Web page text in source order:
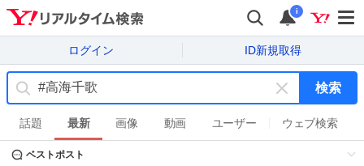
i
ログイン ID新規取得
キ
ー
ワ
検索
話題 最新 画像 動画 ユーザー ウェブ検索
ベストポスト